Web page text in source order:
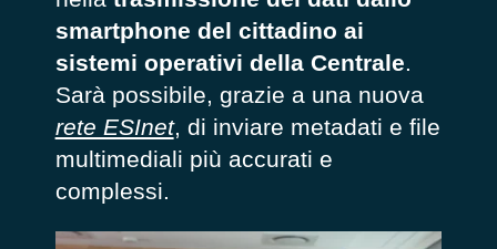
smartphone del cittadino ai
sistemi operativi della Centrale.
Sarà possibile, grazie a una nuova
rete ESInet, di inviare metadati e file
multimediali più accurati e
complessi.